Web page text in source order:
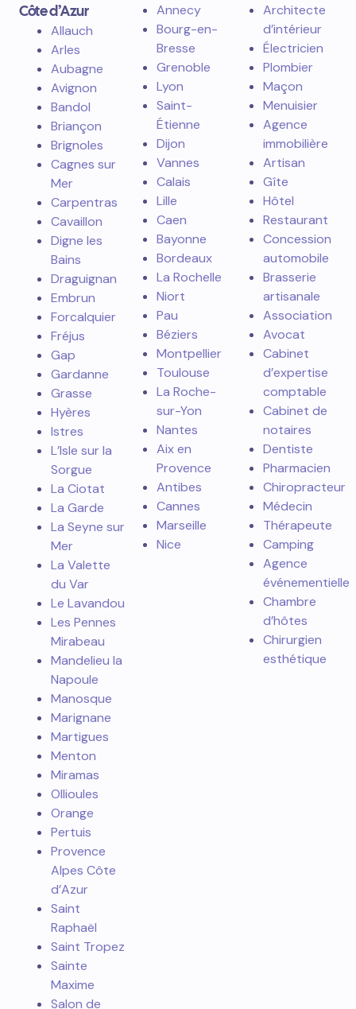
Côte d’Azur
Allauch
Arles
Aubagne
Avignon
Bandol
Briançon
Brignoles
Cagnes sur
Mer
Carpentras
Cavaillon
Digne les
Bains
Draguignan
Embrun
Forcalquier
Fréjus
Gap
Gardanne
Grasse
Hyères
Istres
L’Isle sur la
Sorgue
La Ciotat
La Garde
La Seyne sur
Mer
La Valette
du Var
Le Lavandou
Les Pennes
Mirabeau
Mandelieu la
Napoule
Manosque
Marignane
Martigues
Menton
Miramas
Ollioules
Orange
Pertuis
Provence
Alpes Côte
d’Azur
Saint
Raphaël
Saint Tropez
Sainte
Maxime
Salon de
Annecy
Bourg-en-
Bresse
Grenoble
Lyon
Saint-
Étienne
Dijon
Vannes
Calais
Lille
Caen
Bayonne
Bordeaux
La Rochelle
Niort
Pau
Béziers
Montpellier
Toulouse
La Roche-
sur-Yon
Nantes
Aix en
Provence
Antibes
Cannes
Marseille
Nice
Architecte
d’intérieur
Électricien
Plombier
Maçon
Menuisier
Agence
immobilière
Artisan
Gîte
Hôtel
Restaurant
Concession
automobile
Brasserie
artisanale
Association
Avocat
Cabinet
d’expertise
comptable
Cabinet de
notaires
Dentiste
Pharmacien
Chiropracteur
Médecin
Thérapeute
Camping
Agence
événementielle
Chambre
d’hôtes
Chirurgien
esthétique